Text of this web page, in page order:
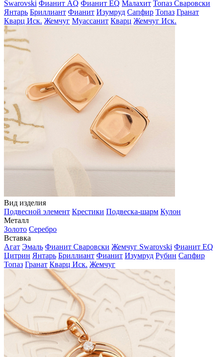
Swarovski Фианит AQ Фианит EQ Малахит Топаз Сваровски
Янтарь Бриллиант Фианит Изумруд Сапфир Топаз Гранат
Кварц Иск. Жемчуг Муассанит Кварц Жемчуг Иск.
Вид изделия
Подвесной элемент Крестики Подвеска-шарм Кулон
Металл
Золото Серебро
Вставка
Агат Эмаль Фианит Сваровски Жемчуг Swarovski Фианит EQ
Цитрин Янтарь Бриллиант Фианит Изумруд Рубин Сапфир
Топаз Гранат Кварц Иск. Жемчуг